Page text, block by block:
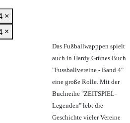
×
×
Das Fußballwapppen spielt
auch in Hardy Grünes Buch
"Fussballvereine - Band 4"
eine große Rolle. Mit der
Buchreihe "ZEITSPIEL-
Legenden" lebt die
Geschichte vieler Vereine